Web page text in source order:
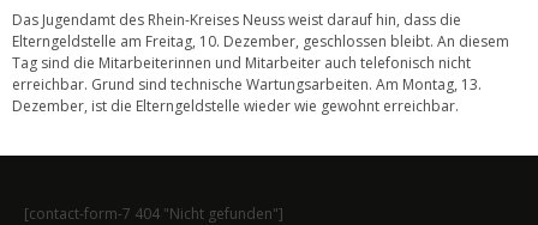
Das Jugendamt des Rhein-Kreises Neuss weist darauf hin, dass die
Elterngeldstelle am Freitag, 10. Dezember, geschlossen bleibt. An diesem
Tag sind die Mitarbeiterinnen und Mitarbeiter auch telefonisch nicht
erreichbar. Grund sind technische Wartungsarbeiten. Am Montag, 13.
Dezember, ist die Elterngeldstelle wieder wie gewohnt erreichbar.
[contact-form-7 404 "Nicht gefunden"]